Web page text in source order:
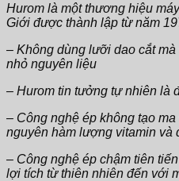
Hurom là một thương hiệu
Giới được thành lập từ năm
– Không dùng lưỡi dao cắt
nhỏ nguyên liệu
– Hurom tin tưởng tự nhiên là
– Công nghệ ép không tạo
nguyên hàm lượng vitamin và
– Công nghệ ép chậm tiên
lợi tích từ thiên nhiên đến với